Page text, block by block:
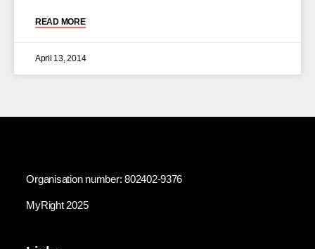
READ MORE
April 13, 2014
Organisation number: 802402-9376
MyRight 2025